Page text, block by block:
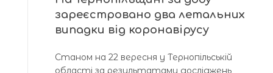
зареєстровано два летальних
випадки від коронавірусу
Станом на 22 вересня у Тернопільській
області за результатами досліджень